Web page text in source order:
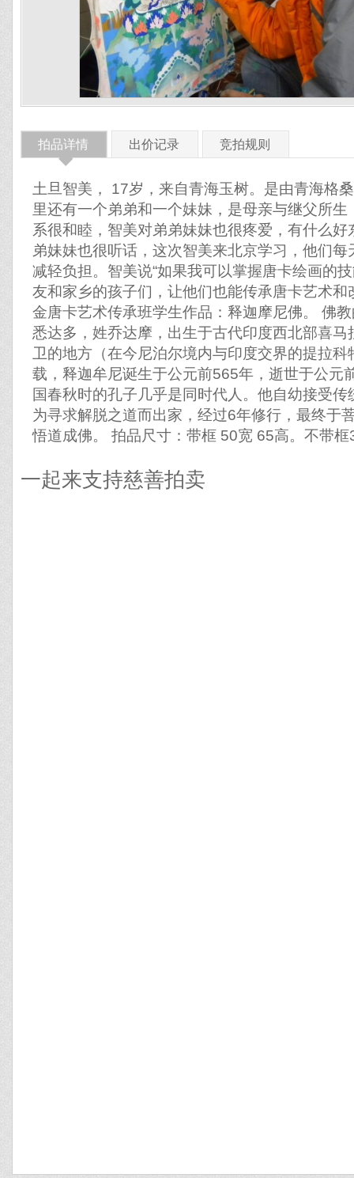
拍品详情
◆
出价记录 竞拍规则
土旦智美， 17岁，来自青海玉树。是由青海格
里还有一个弟弟和一个妹妹，是母亲与继父所
系很和睦，智美对弟弟妹妹也很疼爱，有什么
弟妹妹也很听话，这次智美来北京学习，他们
减轻负担。智美说“如果我可以掌握唐卡绘画的
友和家乡的孩子们，让他们也能传承唐卡艺术和
金唐卡艺术传承班学生作品：释迦摩尼佛。 佛
悉达多，姓乔达摩，出生于古代印度西北部喜
卫的地方（在今尼泊尔境内与印度交界的提拉
载，释迦牟尼诞生于公元前565年，逝世于公元
国春秋时的孔子几乎是同时代人。他自幼接受
为寻求解脱之道而出家，经过6年修行，最终于
悟道成佛。 拍品尺寸：带框 50宽 65高。不带
一起来支持慈善拍卖